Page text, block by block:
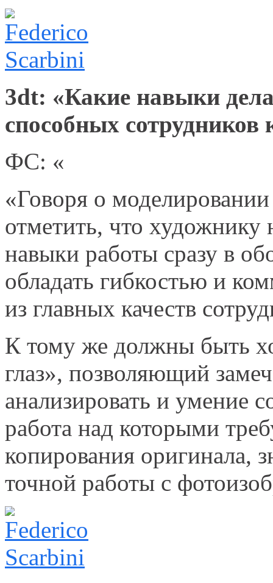
3dt: «Какие навыки
способных
ФС: «
«Говоря о
отметить, что
навыки работы сразу в
обладать гибкостью и
из главных качеств
К тому же должны быть
глаз», позволяющий
анализировать и умение
работа над которыми
копирования оригинала,
точной работы с